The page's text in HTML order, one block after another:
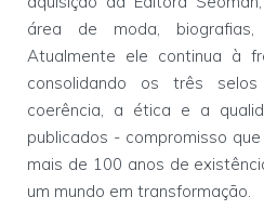
área de moda,
Atualmente ele continua à
consolidando os três
coerência, a ética e a
publicados - compromisso
mais de 100 anos de
um mundo em transformação.